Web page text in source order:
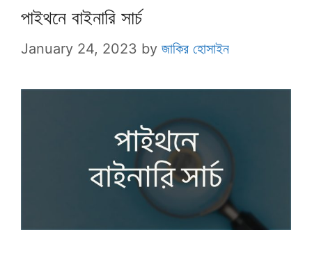
পাইথনে বাইনারি সার্চ
January 24, 2023 by জাকির হোসাইন